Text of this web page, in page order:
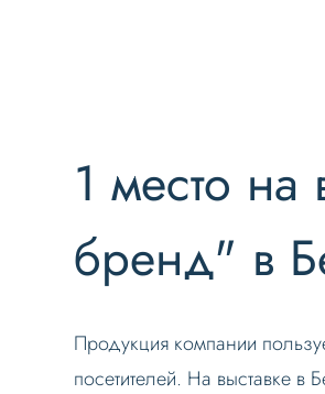
1 место на
бренд" в
Продукция компании
посетителей. На выставке